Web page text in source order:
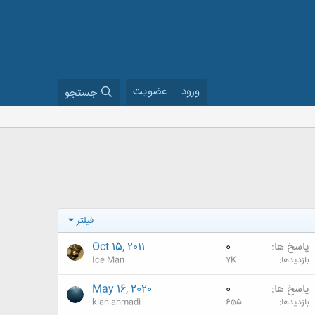
ورود عضویت جستجو
فیلتر
پاسخ ها 0
بازدیدها 7K
Oct 15, 2011
Ice Man
پاسخ ها 0
بازدیدها 655
May 16, 2020
kian ahmadi